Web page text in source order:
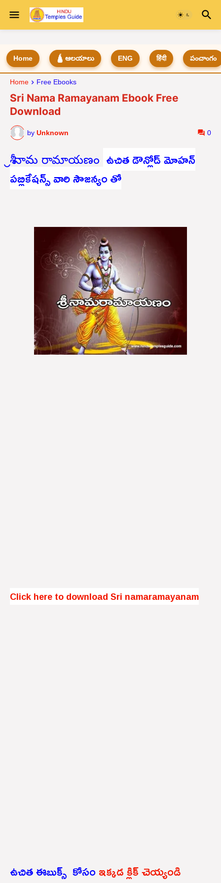
Home 🛕 ఆలయాలు ENG हिंदी పంచాంగం
Home Free Ebooks
Sri Nama Ramayanam Ebook Free
Download
by Unknown 0
శ్రీ నామ రామాయణం ఉచిత డౌన్లోడ్ మోహన్
పబ్లికేషన్స్ వారి సౌజన్యం తో
Click here to download Sri namaramayanam
ఉచిత ఈబుక్స్ కోసంఇక్కడ క్లిక్ చెయ్యండి